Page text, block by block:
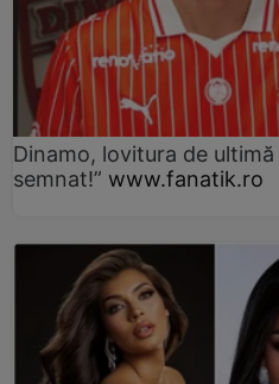
Dinamo, lovitura de
semnat!” www.fanatik.ro